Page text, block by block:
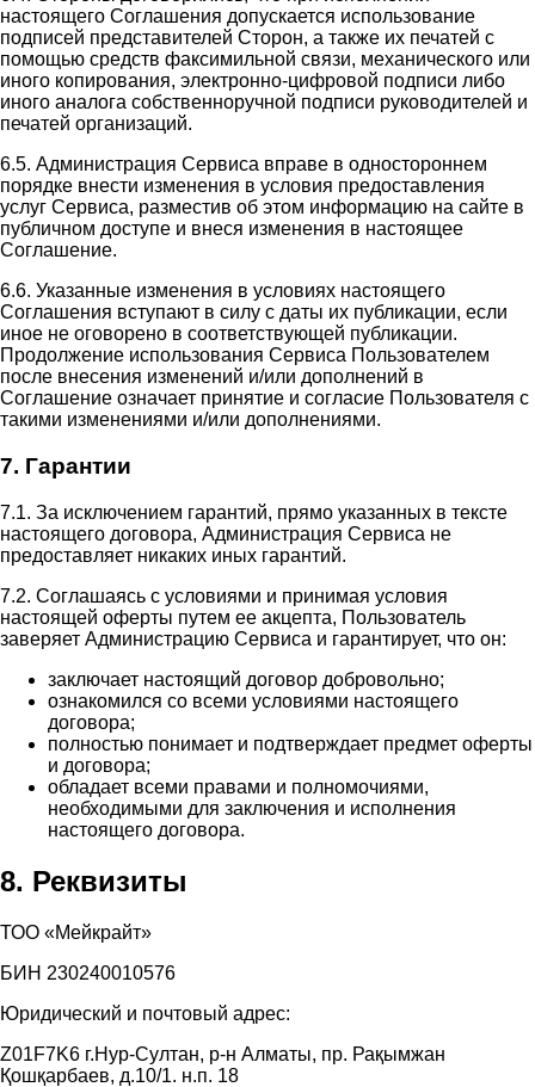
настоящего Соглашения допускается использование
подписей представителей Сторон, а также их печатей с
помощью средств факсимильной связи, механического или
иного копирования, электронно-цифровой подписи либо
иного аналога собственноручной подписи руководителей и
печатей организаций.
6.5. Администрация Сервиса вправе в одностороннем
порядке внести изменения в условия предоставления
услуг Сервиса, разместив об этом информацию на сайте в
публичном доступе и внеся изменения в настоящее
Соглашение.
6.6. Указанные изменения в условиях настоящего
Соглашения вступают в силу с даты их публикации, если
иное не оговорено в соответствующей публикации.
Продолжение использования Сервиса Пользователем
после внесения изменений и/или дополнений в
Соглашение означает принятие и согласие Пользователя с
такими изменениями и/или дополнениями.
7. Гарантии
7.1. За исключением гарантий, прямо указанных в тексте
настоящего договора, Администрация Сервиса не
предоставляет никаких иных гарантий.
7.2. Соглашаясь с условиями и принимая условия
настоящей оферты путем ее акцепта, Пользователь
заверяет Администрацию Сервиса и гарантирует, что он:
заключает настоящий договор добровольно;
ознакомился со всеми условиями настоящего
договора;
полностью понимает и подтверждает предмет оферты
и договора;
обладает всеми правами и полномочиями,
необходимыми для заключения и исполнения
настоящего договора.
8. Реквизиты
ТОО «Мейкрайт»
БИН 230240010576
Юридический и почтовый адрес:
Z01F7K6 г.Нур-Султан, р-н Алматы, пр. Рақымжан
Қошқарбаев, д.10/1. н.п. 18